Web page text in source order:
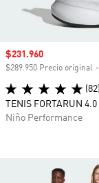
Precio de venta
$231.960
$289.950 Precio original
(82)
TENIS FORTARUN
Niño Performance